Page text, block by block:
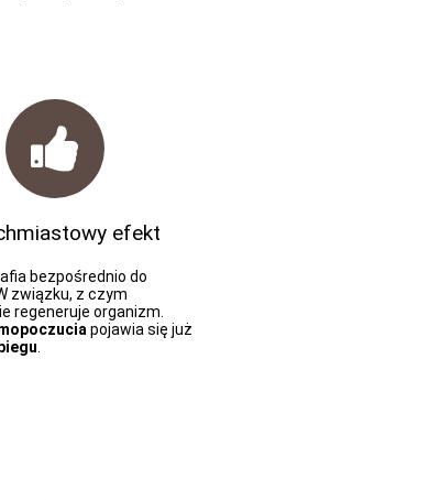
efekt
bezpośrednio do
związku, z czym
regeneruje organizm.
pojawia się już